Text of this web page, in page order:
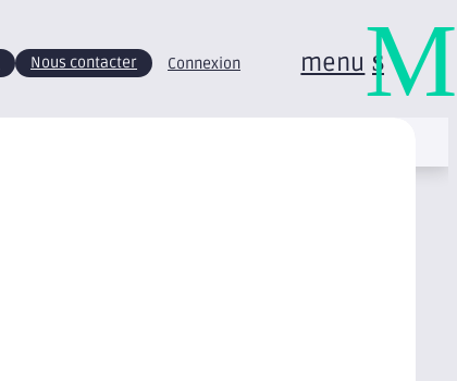
Nous contacter Connexion menuM